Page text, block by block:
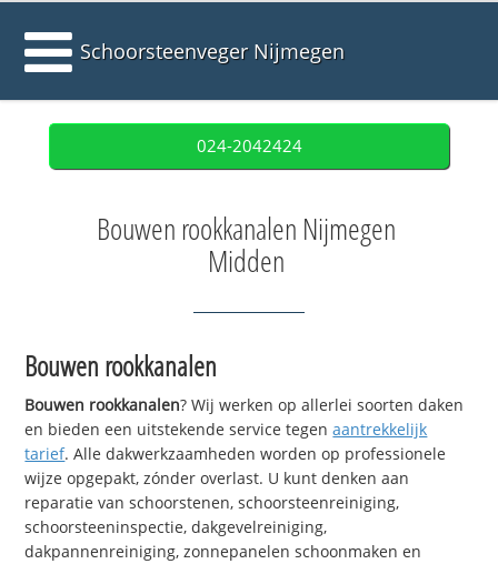
Schoorsteenveger Nijmegen
024-2042424
Bouwen rookkanalen Nijmegen
Midden
Bouwen rookkanalen
Bouwen rookkanalen? Wij werken op allerlei soorten daken
en bieden een uitstekende service tegenaantrekkelijk
tarief. Alle dakwerkzaamheden worden op professionele
wijze opgepakt, zónder overlast. U kunt denken aan
reparatie van schoorstenen, schoorsteenreiniging,
schoorsteeninspectie, dakgevelreiniging,
dakpannenreiniging, zonnepanelen schoonmaken en